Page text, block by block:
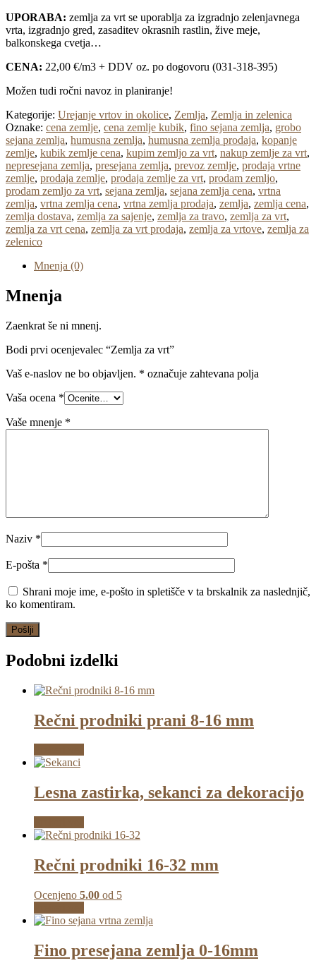
UPORABA: zemlja za vrt se uporablja za izgradnjo zelenjavnega
vrta, izgradnjo gred, zasaditev okrasnih rastlin, žive meje,
balkonskega cvetja…
CENA: 22,00 €/m3 + DDV oz. po dogovoru (031-318-395)
Možen tudi ročni navoz in planiranje!
Kategorije: Urejanje vrtov in okolice, Zemlja, Zemlja in zelenica
Oznake: cena zemlje, cena zemlje kubik, fino sejana zemlja, grobo
sejana zemlja, humusna zemlja, humusna zemlja prodaja, kopanje
zemlje, kubik zemlje cena, kupim zemljo za vrt, nakup zemlje za vrt,
nepresejana zemlja, presejana zemlja, prevoz zemlje, prodaja vrtne
zemlje, prodaja zemlje, prodaja zemlje za vrt, prodam zemljo,
prodam zemljo za vrt, sejana zemlja, sejana zemlja cena, vrtna
zemlja, vrtna zemlja cena, vrtna zemlja prodaja, zemlja, zemlja cena,
zemlja dostava, zemlja za sajenje, zemlja za travo, zemlja za vrt,
zemlja za vrt cena, zemlja za vrt prodaja, zemlja za vrtove, zemlja za
zelenico
Mnenja (0)
Mnenja
Zaenkrat še ni mnenj.
Bodi prvi ocenjevalec “Zemlja za vrt”
Vaš e-naslov ne bo objavljen. * označuje zahtevana polja
Vaša ocena *
Vaše mnenje *
Naziv *
E-pošta *
Shrani moje ime, e-pošto in spletišče v ta brskalnik za naslednjič,
ko komentiram.
Podobni izdelki
Rečni prodniki prani 8-16 mm
Lesna zastirka, sekanci za dekoracijo
Rečni prodniki 16-32 mm
Ocenjeno 5.00 od 5
Fino presejana zemlja 0-16mm